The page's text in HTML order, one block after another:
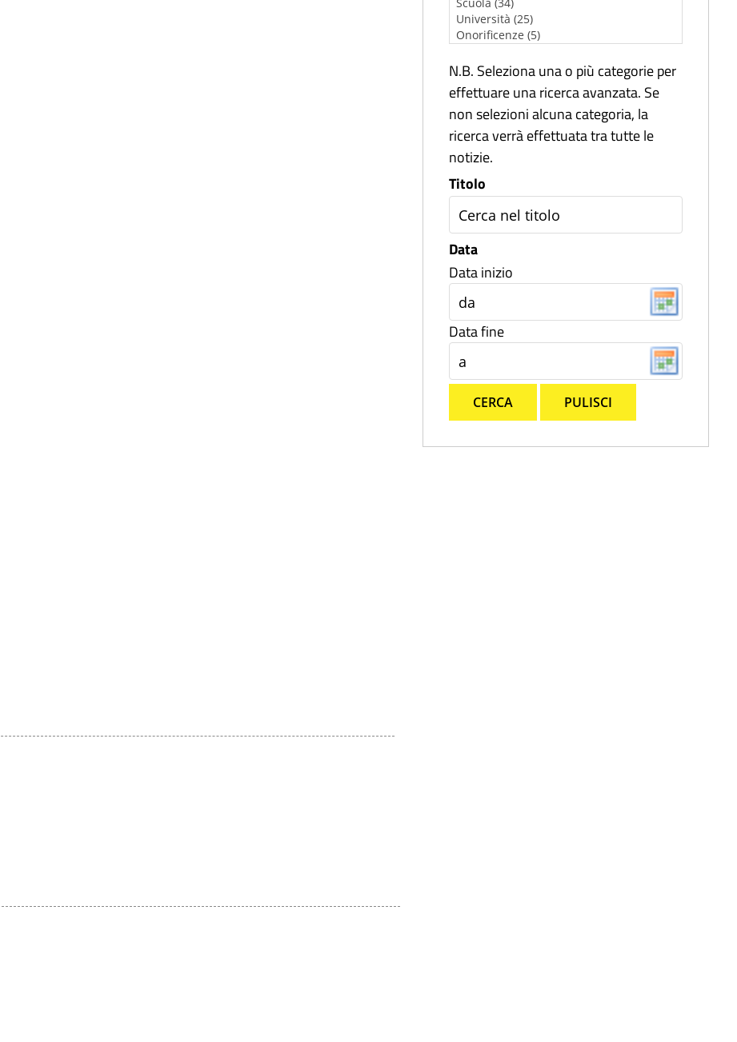
N.B. Seleziona una o più categorie per
effettuare una ricerca avanzata. Se
non selezioni alcuna categoria, la
ricerca verrà effettuata tra tutte le
notizie.
Titolo
Data
Data inizio
Data fine
CERCA PULISCI